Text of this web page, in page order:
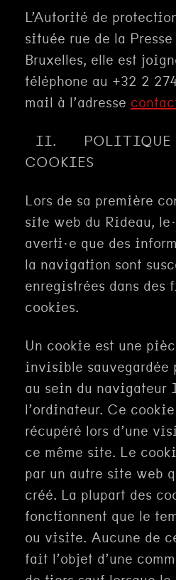
L’Autorité de
située rue de la
Bruxelles, elle est
téléphone au +32 2
mail à l’adresse
II. POLITIQUE
COOKIES
Lors de sa première
site web du Rideau,
averti·e que des
la navigation sont
enregistrées dans des
cookies.
Un cookie est une
invisible sauvegardée
au sein du navigateur
l’ordinateur. Ce
récupéré lors d’une
ce même site. Le
par un autre site web
créé. La plupart des
fonctionnent que le
ou visite. Aucune de
fait l’objet d’une